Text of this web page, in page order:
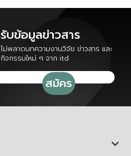
รับข้อมูลข่าวสาร
ไม่พลาดบทความงานวิจัย ข่าวสาร และ
กิจกรรมใหม่ ๆ จาก itd